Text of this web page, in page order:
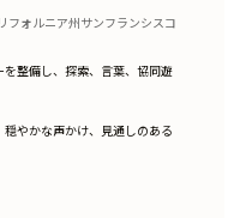
フォルニア州サンフランシスコ
整備し、探索、言葉、協同遊
やかな声かけ、見通しのある